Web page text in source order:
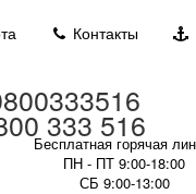
Контакты
333 516
Бесплатная горячая
ПН - ПТ 9:00-18:00
СБ 9:00-13:00